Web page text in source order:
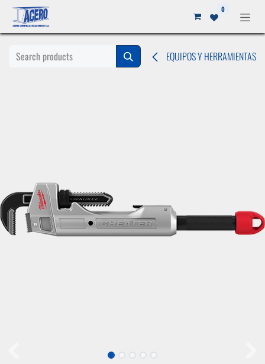
Ir al contenido 0
EQUIPOS Y HERRAMIENTAS